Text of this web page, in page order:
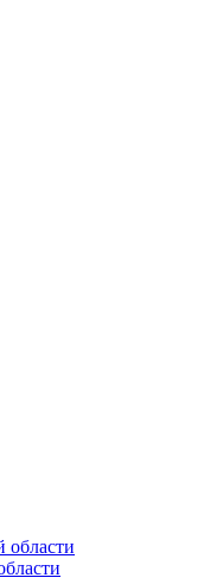
области